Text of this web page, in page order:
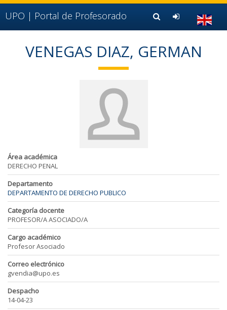
Ir al contenido principal de la página (alt + s)
Ir a la cabecera de la página (alt + c)
Ir al pie de la página (alt + p)
Ir al menú principal (alt + u)
UPO | Portal de Profesorado
VENEGAS DIAZ, GERMAN
Área académica
DERECHO PENAL
Departamento
DEPARTAMENTO DE DERECHO PUBLICO
Categoría docente
PROFESOR/A ASOCIADO/A
Cargo académico
Profesor Asociado
Correo electrónico
gvendia@upo.es
Despacho
14-04-23